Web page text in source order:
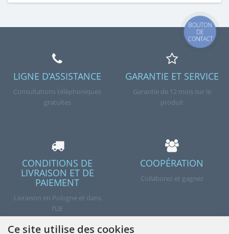
LIGNE D’ASSISTANCE
Consultations téléphoniques
gratuites
GARANTIE ET SERVICE
Garantie de 12 mois sur le
produit
CONDITIONS DE
LIVRAISON ET DE
PAIEMENT
Livraison en Pologne et dans
l’UE
COOPÉRATION
Collaborez et gagnez
Ce site utilise des cookies
BOUTON
DE
CONTACT